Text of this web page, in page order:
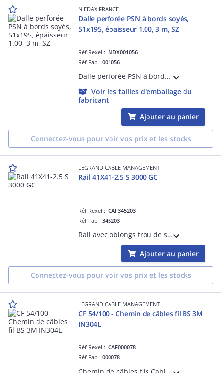
NIEDAX FRANCE
Dalle perforée PSN à bords soyés,
51x195, épaisseur 1.00, 3 m, SZ
Réf Rexel : NDX001056
Réf Fab :001056
Dalle perforée PSN à bords soyés non coupants, hauteur 51 mm, largeur 195 mm, épaisseur 1.00 mm, perforations 7x25 et perforations n pour le passage des câbles. Longueur 3 m, finition SZ
Voir les tailles d'emballage du
fabricant
Ajouter au panier
Connectez-vous pour voir vos prix et les stocks
LEGRAND CABLE MANAGEMENT
Rail 41X41-2.5 S 3000 GC
Réf Rexel :CAF345203
Réf Fab :345203
Rail avec oblongs trou de serrure R41S pour chemins de câbles fils Cablofil - pour fixation plafond de charges lourdes en balancelle ou pendard - épaisseur 2,5mm et longueur 3m - finition GC
Ajouter au panier
Connectez-vous pour voir vos prix et les stocks
LEGRAND CABLE MANAGEMENT
CF 54/100 - Chemin de câbles fil BS 3M
IN304L
Réf Rexel :CAF000078
Réf Fab :000078